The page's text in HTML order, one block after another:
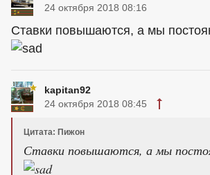
24 октября 2018 08:16
Ставки повышаются, а мы
kapitan92
24 октября 2018 08:45
Цитата: Пижон
Ставки повышаются, а мы